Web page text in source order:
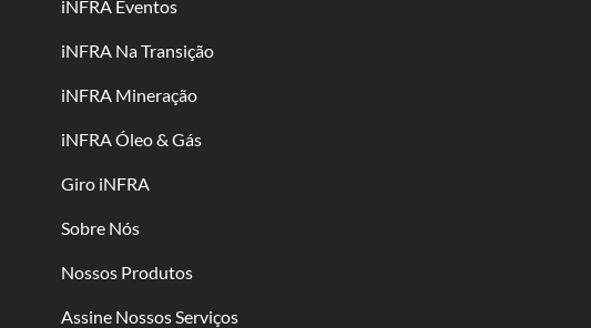
iNFRA Eventos
iNFRA Na Transição
iNFRA Mineração
iNFRA Óleo & Gás
Giro iNFRA
Sobre Nós
Nossos Produtos
Assine Nossos Serviços